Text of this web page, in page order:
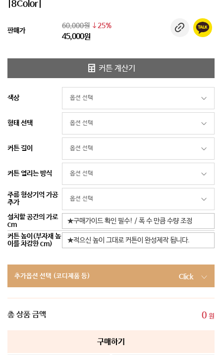
|8Color|
판매가
60,000원 25%
45,000원
커튼 계산기
색상
형태 선택
커튼 길이
커튼 열리는 방식
주름 형상기억 가공
추가
설치할 공간의 가로
cm
커튼 높이(부자재 높
이를 차감한 cm)
추가옵션 선택 (코디제품 등) Click
총 상품 금액 0 원
구매하기